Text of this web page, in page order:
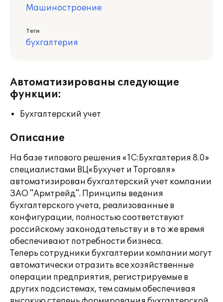
Машиностроение
Теги
бухгалтерия
Автоматизированы следующие
функции:
Бухгалтерский учет
Описание
На базе типового решения «1С:Бухгалтерия 8.0»
специалистами ВЦ«Бухучет и Торговля»
автоматизирован бухгалтерский учет компании
ЗАО "Армтрейд". Принципы ведения
бухгалтерского учета, реализованные в
конфигурации, полностью соответствуют
российскому законодательству и в то же время
обеспечивают потребности бизнеса.
Теперь сотрудники бухгалтерии компании могут
автоматически отразить все хозяйственные
операции предприятия, регистрируемые в
других подсистемах, тем самым обеспечивая